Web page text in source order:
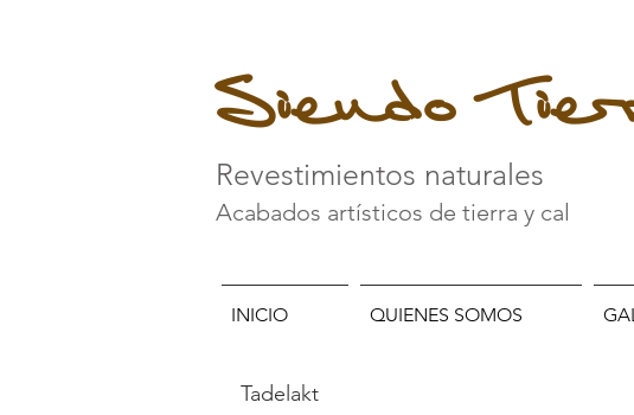
Siendo
Revestimientos naturales
Acabados artísticos de tierra y cal
INICIO QUIENES SOMOS
Tadelakt